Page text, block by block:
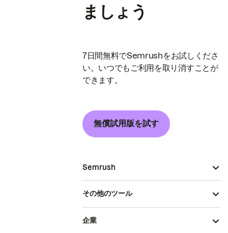
ましょう
7日間無料でSemrushをお試しくださ
い。いつでもご利用を取り消すことが
できます。
無償試用版を試す
Semrush
その他のツール
企業